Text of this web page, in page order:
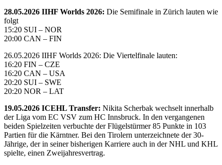
28.05.2026 IIHF Worlds 2026: Die Semifinale in Zürich lauten wie
folgt
15:20 SUI – NOR
20:00 CAN – FIN
26.05.2026 IIHF Worlds 2026: Die Viertelfinale lauten:
16:20 FIN – CZE
16:20 CAN – USA
20:20 SUI – SWE
20:20 NOR – LAT
19.05.2026 ICEHL Transfer: Nikita Scherbak wechselt innerhalb
der Liga vom EC VSV zum HC Innsbruck. In den vergangenen
beiden Spielzeiten verbuchte der Flügelstürmer 85 Punkte in 103
Partien für die Kärntner. Bei den Tirolern unterzeichnete der 30-
Jährige, der in seiner bisherigen Karriere auch in der NHL und KHL
spielte, einen Zweijahresvertrag.